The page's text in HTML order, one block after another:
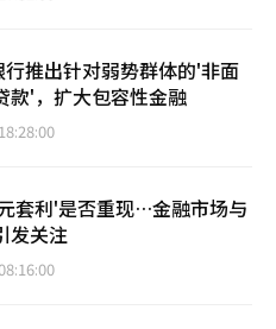
推出针对弱势群体的'非面
款'，扩大包容性金融
套利'是否重现…金融市场与
发关注